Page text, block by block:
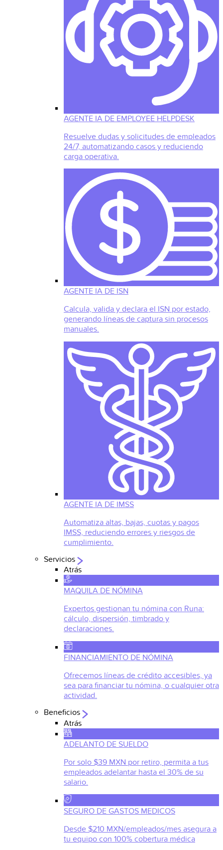
AGENTE IA DE EMPLOYEE HELPDESK
Resuelve dudas y solicitudes de empleados
24/7, automatizando casos y reduciendo
carga operativa.
AGENTE IA DE ISN
Calcula, valida y declara el ISN por estado,
generando líneas de captura sin procesos
manuales.
AGENTE IA DE IMSS
Automatiza altas, bajas, cuotas y pagos
IMSS, reduciendo errores y riesgos de
cumplimiento.
Servicios
Atrás
MAQUILA DE NÓMINA
Expertos gestionan tu nómina con Runa:
cálculo, dispersión, timbrado y
declaraciones.
FINANCIAMIENTO DE NÓMINA
Ofrecemos líneas de crédito accesibles, ya
sea para financiar tu nómina, o cualquier otra
actividad.
Beneficios
Atrás
ADELANTO DE SUELDO
Por solo $39 MXN por retiro, permita a tus
empleados adelantar hasta el 30% de su
salario.
SEGURO DE GASTOS MEDICOS
Desde $210 MXN/empleados/mes asegura a
tu equipo con 100% cobertura médica